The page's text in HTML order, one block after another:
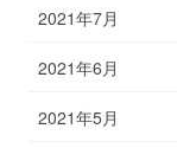
2021年7月
2021年6月
2021年5月